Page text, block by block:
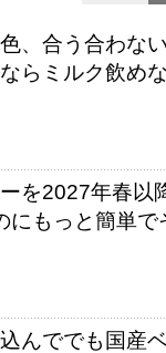
、合う合わな
らミルク飲め
を2027年春以
にもっと簡単で
ででも国産